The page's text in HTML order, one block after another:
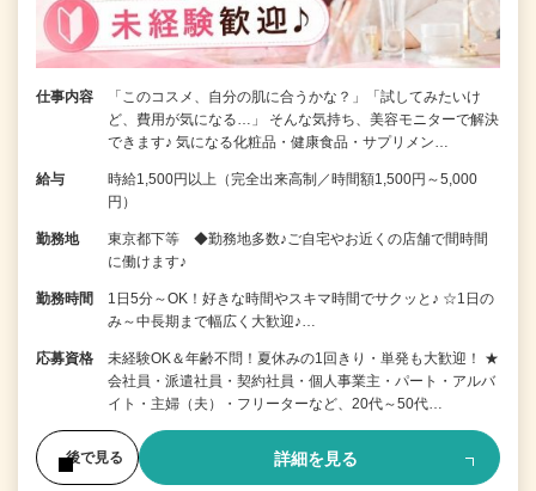
仕事内容
「このコスメ、自分の肌に合うかな？」「試してみたいけ
ど、費用が気になる…」 そんな気持ち、美容モニターで解決
できます♪ 気になる化粧品・健康食品・サプリメン…
給与
時給1,500円以上（完全出来高制／時間額1,500円～5,000
円）
勤務地
東京都下等 ◆勤務地多数♪ご自宅やお近くの店舗で間時間
に働けます♪
勤務時間
1日5分～OK！好きな時間やスキマ時間でサクッと♪ ☆1日の
み～中長期まで幅広く大歓迎♪…
応募資格
未経験OK＆年齢不問！夏休みの1回きり・単発も大歓迎！ ★
会社員・派遣社員・契約社員・個人事業主・パート・アルバ
イト・主婦（夫）・フリーターなど、20代～50代…
後で見る 詳細を見る